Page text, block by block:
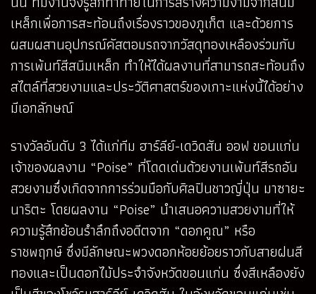
เหล็กเพื่อการสะท้อนถึงเรื่องราวของภูเก็ต และด้วยการ
ผสมผสานอุปกรณ์คัสตอมรถจากวัสดุทองเหลืองร่วมกับ
การเพ้นท์สีสนิมเหล็ก ทำให้ได้ผลงานที่สามารถสะท้อนถึง
สไตล์ที่สวยงามและประวัติศาสตร์ของเกาะแห่งนี้ได้อย่าง
มีเอกลักษณ์
รางวัลอันดับ 3 ได้แก่ทีม ฮาร์ลีย์-เดวิดสัน ออฟ ขอนแก่น
เจ้าของผลงาน “Poise” ที่โดดเด่นด้วยงานเพ้นท์สีรถอัน
สวยงามซึ่งเกิดจากการร่วมมือกับศิลปินชาวญี่ปุ่น มาซายะ
นาริตะ โดยผลงาน “Poise” นำเสนอความสวยงามที่ให้
ความรู้สึกย้อนรำลึกถึงอดีตจาก “ดอกคูณ” หรือ
ราชพฤกษ์ ซึ่งมีลักษณะพวงดอกห้อยย้อยราวกับสายฝนสี
ทองและเป็นดอกไม้ประจำจังหวัดขอนแก่น ซึ่งสีเหลืองยัง